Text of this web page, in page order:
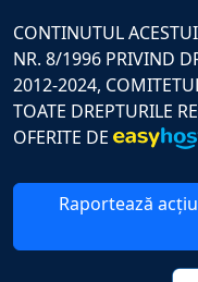
CONTINUTUL
NR. 8/1996 PRIVIND
2012-2024,
TOATE DREPTURILE
OFERITE DE
Raportează